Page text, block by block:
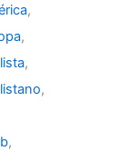
,
,
,
,
,